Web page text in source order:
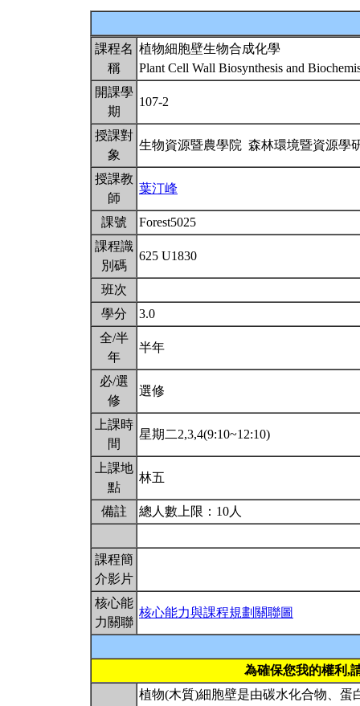
課程名
稱
植物細胞壁生物合成化學
Plant Cell Wall Biosynthesis and
開課學
期
107-2
授課對
象
生物資源暨農學院 森林環境暨資源學
授課教
師
葉汀峰
課號
Forest5025
課程識
別碼
625 U1830
班次
學分
3.0
全/半
年
半年
必/選
修
選修
上課時
間
星期二2,3,4(9:10~12:10)
上課地
點
林五
備註 總人數上限：10人
課程簡
介影片
核心能
力關聯
核心能力與課程規劃關聯圖
為確保您我的權利,
植物(木質)細胞壁是由碳水化合物、